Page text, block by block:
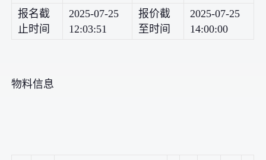
报名截
止时间
2025-07-25
12:03:51
报价截
至时间
2025-07-25
14:00:00
物料信息